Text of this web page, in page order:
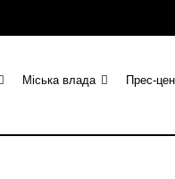
Міська влада Прес-